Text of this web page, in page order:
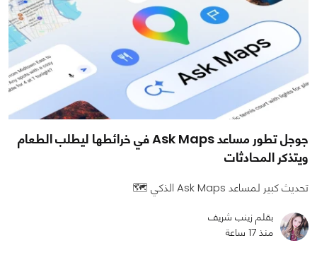
جوجل تطور مساعد Ask Maps في خرائطها ليطلب الطعام
ويتذكر المحادثات
تحديث كبير لمساعد Ask Maps الذكي 🗺️
بقلم زينب شريف
منذ 17 ساعة